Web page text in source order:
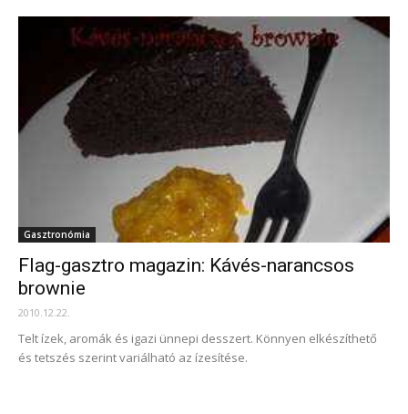
Gasztronómia
Flag-gasztro magazin: Kávés-narancsos
brownie
2010.12.22.
Telt ízek, aromák és igazi ünnepi desszert. Könnyen elkészíthető
és tetszés szerint variálható az ízesítése.